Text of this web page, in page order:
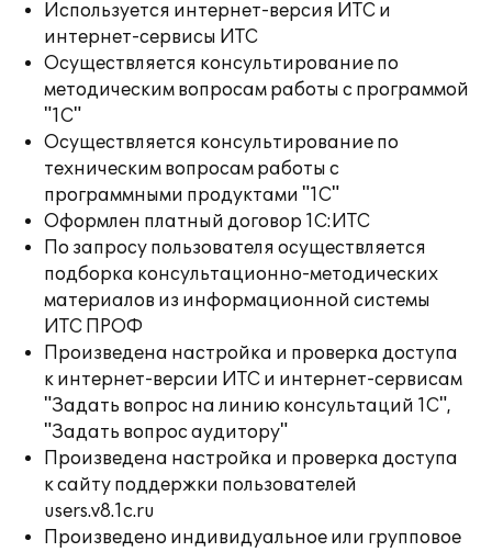
Используется интернет-версия ИТС и
интернет-сервисы ИТС
Осуществляется консультирование по
методическим вопросам работы с программой
"1С"
Осуществляется консультирование по
техническим вопросам работы с
программными продуктами "1С"
Оформлен платный договор 1С:ИТС
По запросу пользователя осуществляется
подборка консультационно-методических
материалов из информационной системы
ИТС ПРОФ
Произведена настройка и проверка доступа
к интернет-версии ИТС и интернет-сервисам
"Задать вопрос на линию консультаций 1С",
"Задать вопрос аудитору"
Произведена настройка и проверка доступа
к сайту поддержки пользователей
users.v8.1c.ru
Произведено индивидуальное или групповое